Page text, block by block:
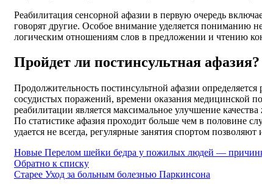
Реабилитация сенсорной афазии в первую очередь
говорят другие. Особое внимание уделяется пониманию
логическим отношениям слов в предложении и чтению
Пройдет ли постинсультная афазия?
Продолжительность постинсультной афазии
сосудистых поражений, времени оказания медицинской
реабилитации является максимальное улучшение
По статистике афазия проходит больше чем в половине
удается не всегда, регулярные занятия спортом
Новые Перелом шейки бедра у пожилых людей —
Обратно к списку
Старее Уход за больным болезнью Паркинсона